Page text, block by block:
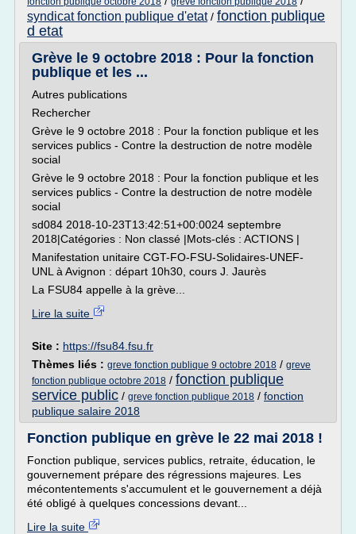
syndicat fonction publique d'etat/ fonction publique
d etat
Grève le 9 octobre 2018 : Pour la fonction
publique et les ...
Autres publications
Rechercher
Grève le 9 octobre 2018 : Pour la fonction publique et les
services publics - Contre la destruction de notre modèle
social
Grève le 9 octobre 2018 : Pour la fonction publique et les
services publics - Contre la destruction de notre modèle
social
sd084 2018-10-23T13:42:51+00:0024 septembre
2018|Catégories : Non classé |Mots-clés : ACTIONS |
Manifestation unitaire CGT-FO-FSU-Solidaires-UNEF-
UNL à Avignon : départ 10h30, cours J. Jaurès
La FSU84 appelle à la grève...
Lire la suite
Site : https://fsu84.fsu.fr
Thèmes liés : greve fonction publique 9 octobre 2018 / greve
fonction publique octobre 2018 / fonction publique
service public / greve fonction publique 2018 / fonction
publique salaire 2018
Fonction publique en grève le 22 mai 2018 !
Fonction publique, services publics, retraite, éducation, le
gouvernement prépare des régressions majeures. Les
mécontentements s'accumulent et le gouvernement a déjà
été obligé à quelques concessions devant...
Lire la suite